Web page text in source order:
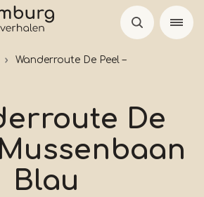
Wanderroute De Peel –
De
Blau